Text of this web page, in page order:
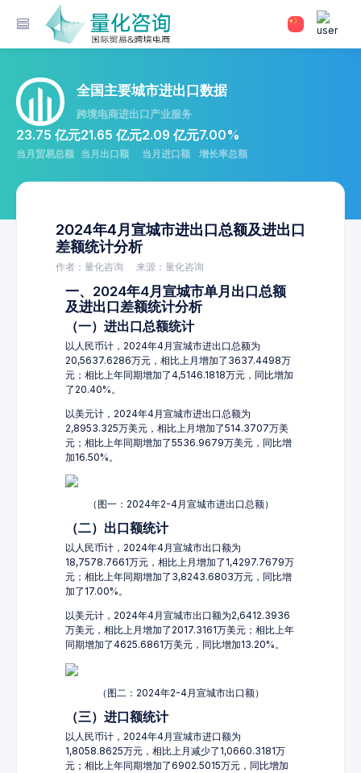
全国主要城市进出口数据
跨境电商进出口产业服务
23.75 亿元
当月贸易总额
21.65 亿元
当月出口额
2.09 亿元
当月进口额
7.00%
增长率总额
2024年4月宣城市进出口总额及进出口
差额统计分析
作者：量化咨询 来源：量化咨询
一、2024年4月宣城市单月出口总额
及进出口差额统计分析
（一）进出口总额统计
以人民币计，2024年4月宣城市进出口总额为
20,5637.6286万元，相比上月增加了3637.4498万
元；相比上年同期增加了4,5146.1818万元，同比增加
了20.40%。
以美元计，2024年4月宣城市进出口总额为
2,8953.325万美元，相比上月增加了514.3707万美
元；相比上年同期增加了5536.9679万美元，同比增
加16.50%。
（图一：2024年2-4月宣城市进出口总额）
（二）出口额统计
以人民币计，2024年4月宣城市出口额为
18,7578.7661万元，相比上月增加了1,4297.7679万
元；相比上年同期增加了3,8243.6803万元，同比增
加了17.00%。
以美元计，2024年4月宣城市出口额为2,6412.3936
万美元，相比上月增加了2017.3161万美元；相比上年
同期增加了4625.6861万美元，同比增加13.20%。
（图二：2024年2-4月宣城市出口额）
（三）进口额统计
以人民币计，2024年4月宣城市进口额为
1,8058.8625万元，相比上月减少了1,0660.3181万
元；相比上年同期增加了6902.5015万元，同比增加